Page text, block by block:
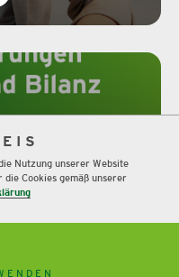
Nutzung unserer Website
Cookies gemäß unserer
und Bilanz